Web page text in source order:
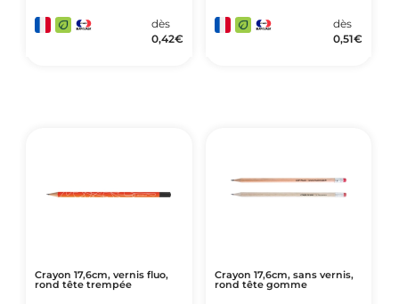
dès
0,42€
dès
0,51€
Crayon 17,6cm, vernis fluo,
rond tête trempée
Crayon 17,6cm, sans vernis,
rond tête gomme